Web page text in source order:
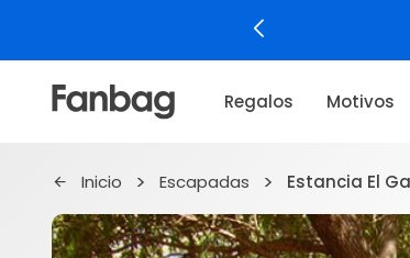
Regalos Motivos
Inicio Escapadas Estancia El